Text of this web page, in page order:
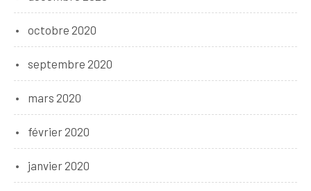
octobre 2020
septembre 2020
mars 2020
février 2020
janvier 2020